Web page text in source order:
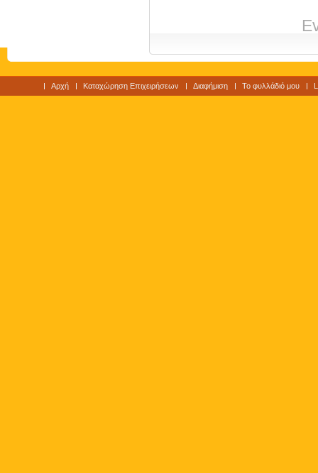
Αρχή Καταχώρηση Επιχειρήσεων Διαφήμιση Το φυλλάδιό μου